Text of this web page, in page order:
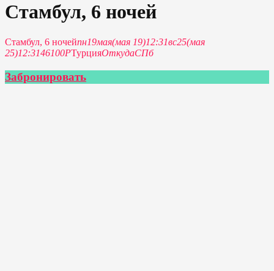
Стамбул, 6 ночей
Стамбул, 6 ночейпн19мая(мая 19)12:31вс25(мая
25)12:3146100PТурцияОткудаСПб
Забронировать